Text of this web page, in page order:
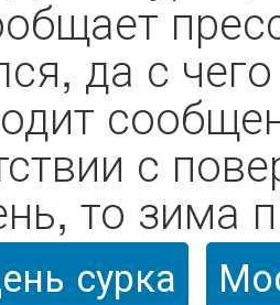
да с
с
то зима
сурка